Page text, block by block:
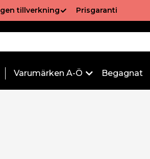
tillverkning Prisgaranti
Varumärken A-Ö Begagnat